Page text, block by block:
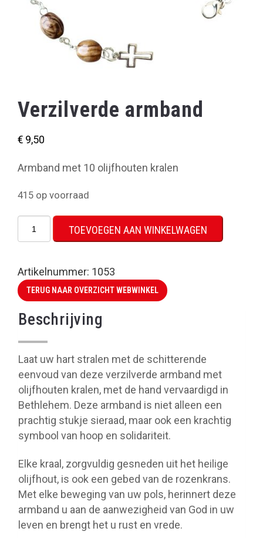
Verzilverde armband
€ 9,50
Armband met 10 olijfhouten kralen
415 op voorraad
Verzilverde
armband
TOEVOEGEN AAN WINKELWAGEN
Artikelnummer: 1053
TERUG NAAR OVERZICHT WEBWINKEL
Beschrijving
Laat uw hart stralen met de schitterende
eenvoud van deze verzilverde armband met
olijfhouten kralen, met de hand vervaardigd in
Bethlehem. Deze armband is niet alleen een
prachtig stukje sieraad, maar ook een krachtig
symbool van hoop en solidariteit.
Elke kraal, zorgvuldig gesneden uit het heilige
olijfhout, is ook een gebed van de rozenkrans.
Met elke beweging van uw pols, herinnert deze
armband u aan de aanwezigheid van God in uw
leven en brengt het u rust en vrede.